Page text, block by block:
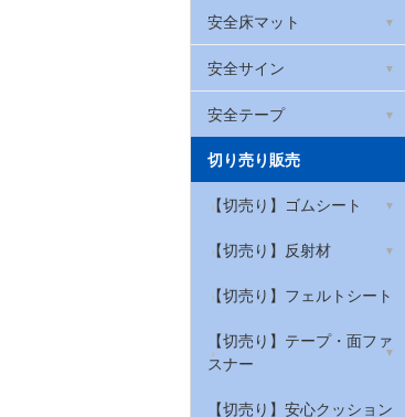
壁用プロテクター
やわらかグリップ
ロボット掃除機の傷防止
屋外用すべり止めテープ
滑り止めシート
厚手滑り止めシート
屋内用すべり止めテープ
お風呂用透明すべり止めテ
制振シート
遮音シート
吸音パッド・吸音フェルト
アルミテープ
安全床マット
滑り止めクッションマッ
ト メガマット
はがせるフェルトシート
足腰マット
ト・軽トラック荷台マッ
水切り安全歩行マット
安全サイン
コーン標示カバー
コーンバー用サイン
サインキャップ
反射標識ステッカー
穴あきコーン
安全テープ
やわらかトラテープ
屋内用ラインテープ ライ
切り売り販売
【切売り】ゴムシート
【切売り】天然ゴムシート
【切売り】NBRゴムシート
【切売り】環境配慮型ゴム
シート
【切売り】滑り止めゴム
【切売り】反射材
リフレクター
衣類・布用反射材
【切売り】フェルトシート
【切売り】テープ・面ファ
スナー
綿テープ
【切売り】安心クッション